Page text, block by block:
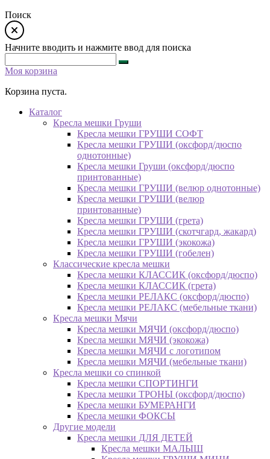
Поиск
Начните вводить и нажмите ввод для поиска
Моя корзина
Корзина пуста.
Каталог
Кресла мешки Груши
Кресла мешки ГРУШИ СОФТ
Кресла мешки ГРУШИ (оксфорд/дюспо
однотонные)
Кресла мешки Груши (оксфорд/дюспо
принтованные)
Кресла мешки ГРУШИ (велюр однотонные)
Кресла мешки ГРУШИ (велюр
принтованные)
Кресла мешки ГРУШИ (грета)
Кресла мешки ГРУШИ (скотчгард, жакард)
Кресла мешки ГРУШИ (экокожа)
Кресла мешки ГРУШИ (гобелен)
Классические кресла мешки
Кресла мешки КЛАССИК (оксфорд/дюспо)
Кресла мешки КЛАССИК (грета)
Креслa мешки РЕЛАКС (оксфорд/дюспо)
Креслa мешки РЕЛАКС (мебельные ткани)
Кресла мешки Мячи
Кресла мешки МЯЧИ (оксфорд/дюспо)
Кресла мешки МЯЧИ (экокожа)
Кресла мешки МЯЧИ с логотипом
Кресла мешки МЯЧИ (мебельные ткани)
Кресла мешки со спинкой
Кресла мешки СПОРТИНГИ
Кресла мешки ТРОНЫ (оксфорд/дюспо)
Кресла мешки БУМЕРАНГИ
Кресла мешки ФОКСЫ
Другие модели
Кресла мешки ДЛЯ ДЕТЕЙ
Кресла мешки МАЛЫШ